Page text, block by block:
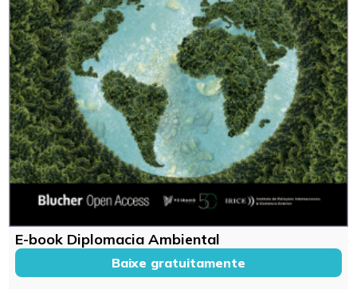
E-book Diplomacia Ambiental
Baixe gratuitamente